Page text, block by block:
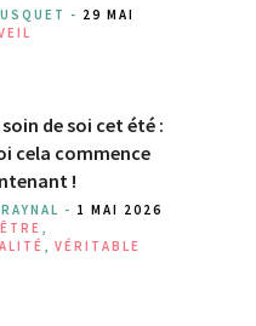
- 29 MAI
de soi cet été :
cela commence
!
- 1 MAI 2026
,
, VÉRITABLE